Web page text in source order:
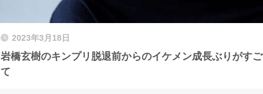
2023年3月18日
岩橋玄樹のキンプリ脱退前からのイケメン成長ぶりがす
て